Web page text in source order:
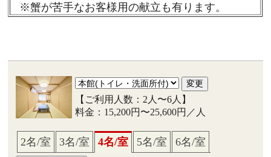
※蟹が苦手なお客様用の献立も有ります。
【ご利用人数：2人〜6人】
料金：15,200円〜25,600円／人
2名/室 3名/室 4名/室 5名/室 6名/室